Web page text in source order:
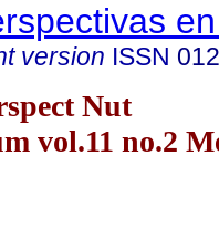
version ISSN
Nut
vol.11 no.2